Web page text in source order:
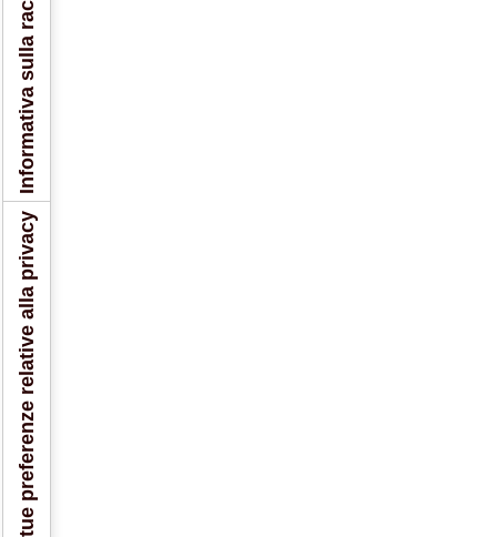
Le tue preferenze relative alla privacy
Informativa sulla raccolta